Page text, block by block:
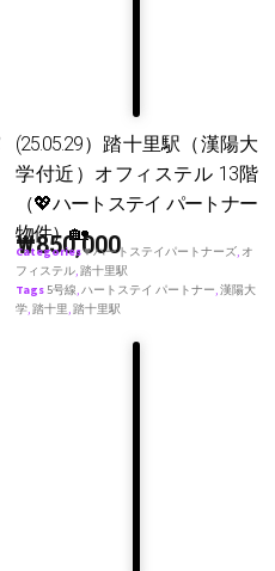
(25.05.29）踏十里駅（漢陽大
学付近）オフィステル 13階
（💖ハートステイ パートナー
物件）🏡
₩850,000
Categories♥ ハートステイパートナーズ, オ
フィステル,踏十里駅
Tags 5号線,ハートステイ パートナー,漢陽大
学,踏十里,踏十里駅